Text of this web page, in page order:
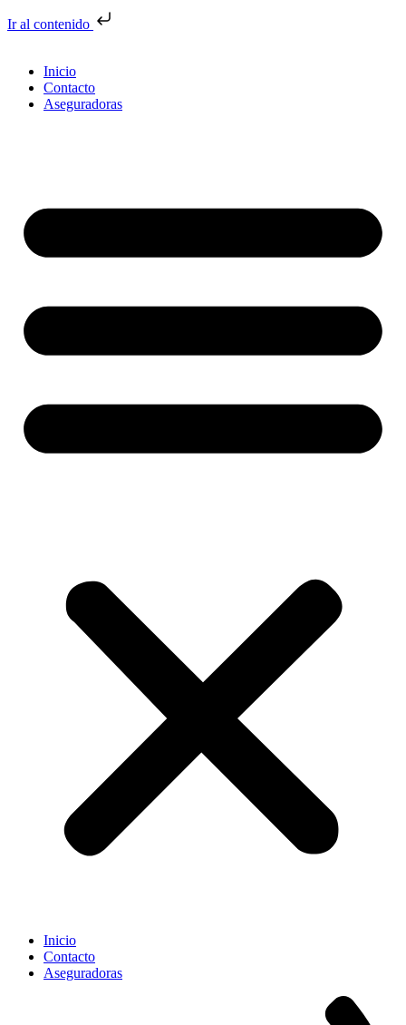
Ir al contenido
Inicio
Contacto
Aseguradoras
Inicio
Contacto
Aseguradoras